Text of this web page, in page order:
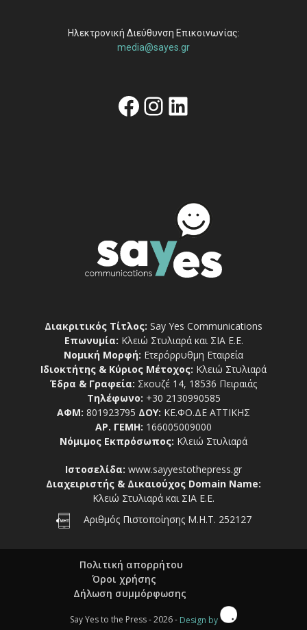
Ηλεκτρονική Διεύθυνση Επικοινωνίας:
media@sayes.gr
Facebook
Instagram
Linkedin
Διακριτικός Τίτλος: Say Yes Communications
Επωνυμία: Κλειώ Στυλιαρά και ΣΙΑ Ε.Ε.
Νομική Μορφή: Ετερόρρυθμη Εταιρεία
Ιδιοκτήτης & Κύριος Μέτοχος: Κλειώ Στυλιαρά
Έδρα & Γραφεία: Σκουζέ 14, 18536 Πειραιάς
Τηλέφωνο: +30 2130990585
ΑΦΜ: 801923795 ΔΟΥ: ΚΕ.ΦΟ.ΔΕ ΑΤΤΙΚΗΣ
ΑΡ. ΓΕΜΗ: 166005009000
Νόμιμος Εκπρόσωπος: Κλειώ Στυλιαρά
Ιστοσελίδα: www.sayyestothepress.gr
Διαχειριστής & Δικαιούχος Domain Name:
Κλειώ Στυλιαρά και ΣΙΑ Ε.Ε.
Αριθμός Πιστοποίησης Μ.Η.Τ. 252127
Πολιτική απορρήτου
Όροι χρήσης
Δήλωση συμμόρφωσης
Say Yes to the Press - 2026 - Design by